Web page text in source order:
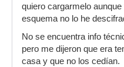
quiero cargarmelo
esquema no lo he
No se encuentra info
pero me dijeron que era
casa y que no los cedían.